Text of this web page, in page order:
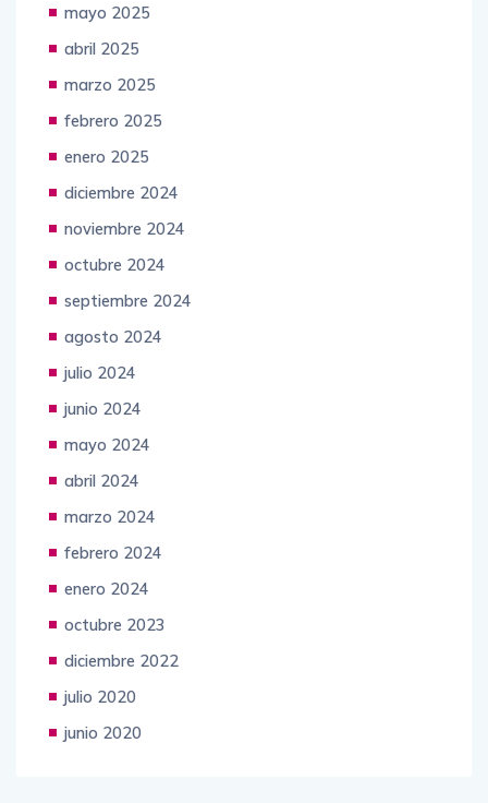
mayo 2025
abril 2025
marzo 2025
febrero 2025
enero 2025
diciembre 2024
noviembre 2024
octubre 2024
septiembre 2024
agosto 2024
julio 2024
junio 2024
mayo 2024
abril 2024
marzo 2024
febrero 2024
enero 2024
octubre 2023
diciembre 2022
julio 2020
junio 2020